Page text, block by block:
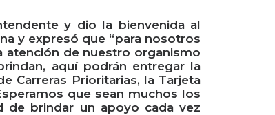
y dio la bienvenida al
y expresó que “para nosotros
atención de nuestro organismo
aquí podrán entregar la
Carreras Prioritarias, la Tarjeta
que sean muchos los
de brindar un apoyo cada vez